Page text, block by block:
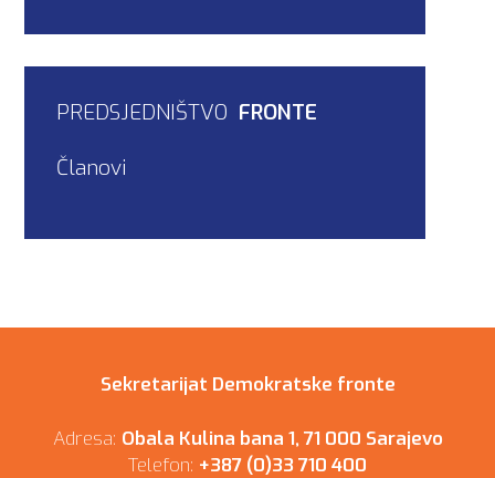
PREDSJEDNIŠTVO FRONTE
Članovi
Sekretarijat Demokratske fronte
Adresa: Obala Kulina bana 1, 71 000 Sarajevo
Telefon: +387 (0)33 710 400